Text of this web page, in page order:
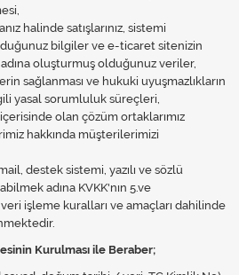
halinde satışlarınız, sistemi
bilgiler ve e-ticaret sitenizin
oluşturmuş olduğunuz veriler,
sağlanması ve hukuki uyuşmazlıkların
yasal sorumluluk süreçleri,
olan çözüm ortaklarımız
hakkında müşterilerimizi
destek sistemi, yazılı ve sözlü
adına KVKK'nın 5.ve
işleme kuralları ve amaçları dahilinde
Kurulması ile Beraber;